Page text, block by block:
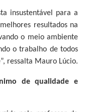
insustentável para a
resultados na
o meio ambiente
o trabalho de todos
ressalta Mauro Lúcio.
de qualidade e